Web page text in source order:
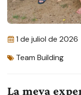
1 de juliol de 2026
Team Building
La meva